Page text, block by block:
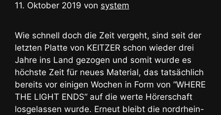
11. Oktober 2019 von system
Wie schnell doch die Zeit vergeht, sind seit der
letzten Platte von KEITZER schon wieder drei
Jahre ins Land gezogen und somit wurde es
höchste Zeit für neues Material, das tatsächlich
bereits vor einigen Wochen in Form von “WHERE
THE LIGHT ENDS“ auf die werte Hörerschaft
losgelassen wurde. Erneut bleibt die nordrhein-